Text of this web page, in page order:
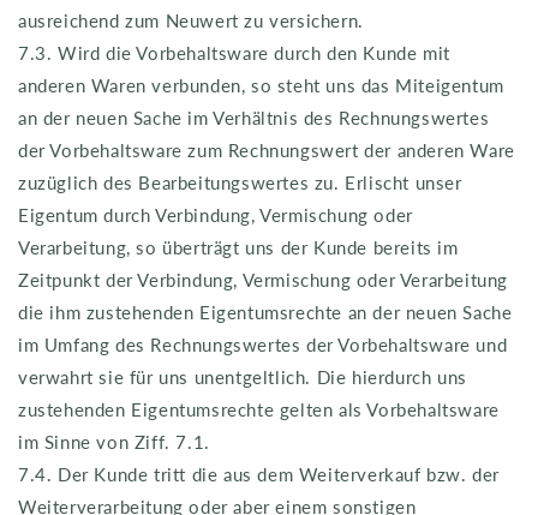
ausreichend zum Neuwert zu versichern.
7.3. Wird die Vorbehaltsware durch den Kunde mit
anderen Waren verbunden, so steht uns das Miteigentum
an der neuen Sache im Verhältnis des Rechnungswertes
der Vorbehaltsware zum Rechnungswert der anderen Ware
zuzüglich des Bearbeitungswertes zu. Erlischt unser
Eigentum durch Verbindung, Vermischung oder
Verarbeitung, so überträgt uns der Kunde bereits im
Zeitpunkt der Verbindung, Vermischung oder Verarbeitung
die ihm zustehenden Eigentumsrechte an der neuen Sache
im Umfang des Rechnungswertes der Vorbehaltsware und
verwahrt sie für uns unentgeltlich. Die hierdurch uns
zustehenden Eigentumsrechte gelten als Vorbehaltsware
im Sinne von Ziff. 7.1.
7.4. Der Kunde tritt die aus dem Weiterverkauf bzw. der
Weiterverarbeitung oder aber einem sonstigen